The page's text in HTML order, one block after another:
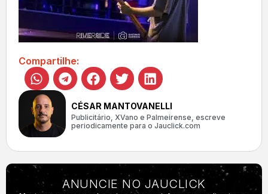
Compartilhe:
CÉSAR MANTOVANELLI
Publicitário, XVano e Palmeirense, escreve
periodicamente para o Jauclick.com
ANUNCIE NO JAUCLICK